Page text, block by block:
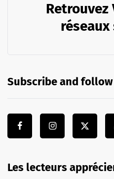
Retrouvez
Subscribe and follow
Les lecteurs